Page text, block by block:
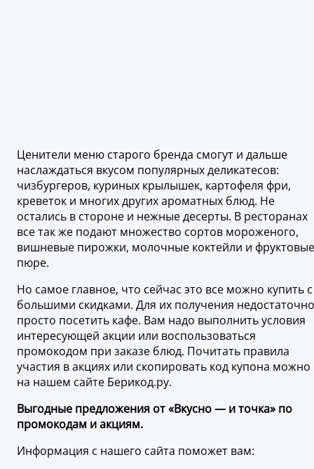
Ценители меню старого бренда смогут и дальше
наслаждаться вкусом популярных деликатесов:
чизбургеров, куриных крылышек, картофеля фри,
креветок и многих других ароматных блюд. Не
остались в стороне и нежные десерты. В ресторанах
все так же подают множество сортов мороженого,
вишневые пирожки, молочные коктейли и фруктовые
пюре.
Но самое главное, что сейчас это все можно купить с
большими скидками. Для их получения недостаточно
просто посетить кафе. Вам надо выполнить условия
интересующей акции или воспользоваться
промокодом при заказе блюд. Почитать правила
участия в акциях или скопировать код купона можно
на нашем сайте Берикод.ру.
Выгодные предложения от «Вкусно — и точка» по
промокодам и акциям.
Информация с нашего сайта поможет вам: